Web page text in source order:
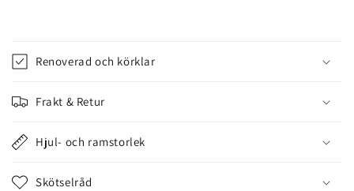
n
n
e
h
å
l
l
Renoverad och körklar
Frakt & Retur
Hjul- och ramstorlek
Skötselråd